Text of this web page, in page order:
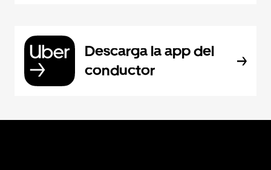
Descarga la app del
conductor